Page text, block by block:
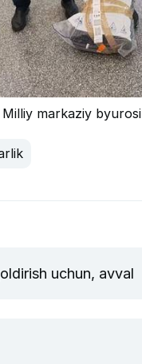
markaziy byurosi
uchun, avval